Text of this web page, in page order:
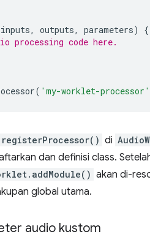
inputs, outputs, parameters)
{
processing code here.
( 'my-worklet-processor'
registerProcessor() di
dan definisi class.
akan di-
global utama.
audio kustom